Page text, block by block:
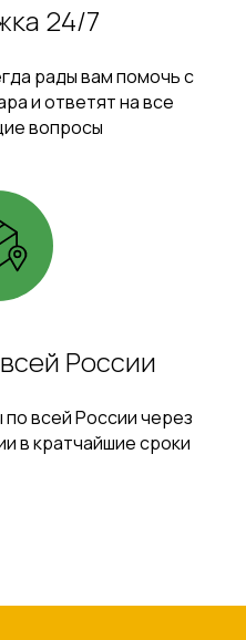
24/7
рады вам помочь с
и ответят на все
вопросы
России
всей России через
в кратчайшие сроки